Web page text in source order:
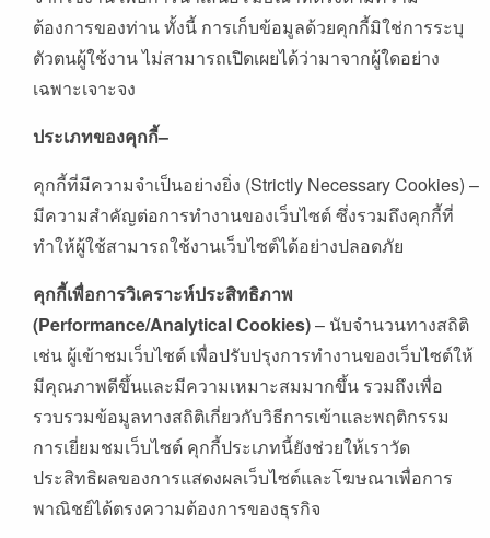
ต้องการของท่านทั้งนี้ การเก็บข้อมูลด้วยคุกกี้มิใช่การระบุ
ตัวตนผู้ใช้งานไม่สามารถเปิดเผยได้ว่ามาจากผู้ใดอย่าง
เฉพาะเจาะจง
ประเภทของคุกกี้–
คุกกี้ที่มีความจำเป็นอย่างยิ่ง (Strictly Necessary Cookies) –
มีความสำคัญต่อการทำงานของเว็บไซต์ซึ่งรวมถึงคุกกี้ที่
ทำให้ผู้ใช้สามารถใช้งานเว็บไซต์ได้อย่างปลอดภัย
คุกกี้เพื่อการวิเคราะห์ประสิทธิภาพ
(Performance/Analytical Cookies)– นับจำนวนทางสถิติ
เช่น ผู้เข้าชมเว็บไซต์ เพื่อปรับปรุงการทำงานของเว็บไซต์ให้
มีคุณภาพดีขึ้นและมีความเหมาะสมมากขึ้น รวมถึงเพื่อ
รวบรวมข้อมูลทางสถิติเกี่ยวกับวิธีการเข้าและพฤติกรรม
การเยี่ยมชมเว็บไซต์ คุกกี้ประเภทนี้ยังช่วยให้เราวัด
ประสิทธิผลของการแสดงผลเว็บไซต์และโฆษณาเพื่อการ
พาณิชย์ได้ตรงความต้องการของธุรกิจ